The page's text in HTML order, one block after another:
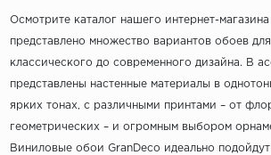
Осмотрите каталог нашего интернет-
представлено множество вариантов обоев для
классического до современного дизайна. В
представлены настенные материалы в
ярких тонах, с различными принтами – от
геометрических – и огромным выбором
Виниловые обои GranDeco идеально подойдут